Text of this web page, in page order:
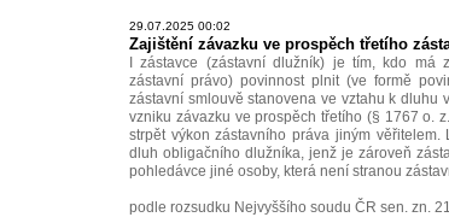
29.07.2025 00:02
Zajištění závazku ve prospěch třetího
I zástavce (zástavní dlužník) je tím, kdo má
zástavní právo) povinnost plnit (ve formě
zástavní smlouvě stanovena ve vztahu k
vzniku závazku ve prospěch třetího (§ 1767 o.
strpět výkon zástavního práva jiným
dluh obligačního dlužníka, jenž je zároveň
pohledávce jiné osoby, která není stranou
podle rozsudku Nejvyššího soudu ČR sen. zn.